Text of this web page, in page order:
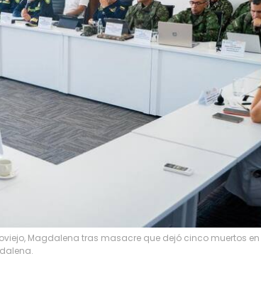
Magdalena tras masacre que dejó cinco muertos en